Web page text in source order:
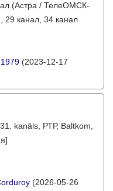
(Астра / ТелеОМСК-
канал, 34 канал
(2023-12-17
kanāls, РТР, Baltkom,
(2026-05-26